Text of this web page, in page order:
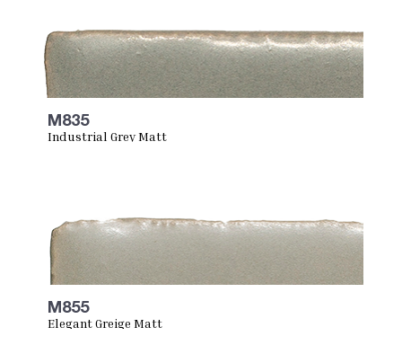
M835
Industrial Grey Matt
M855
Elegant Greige Matt